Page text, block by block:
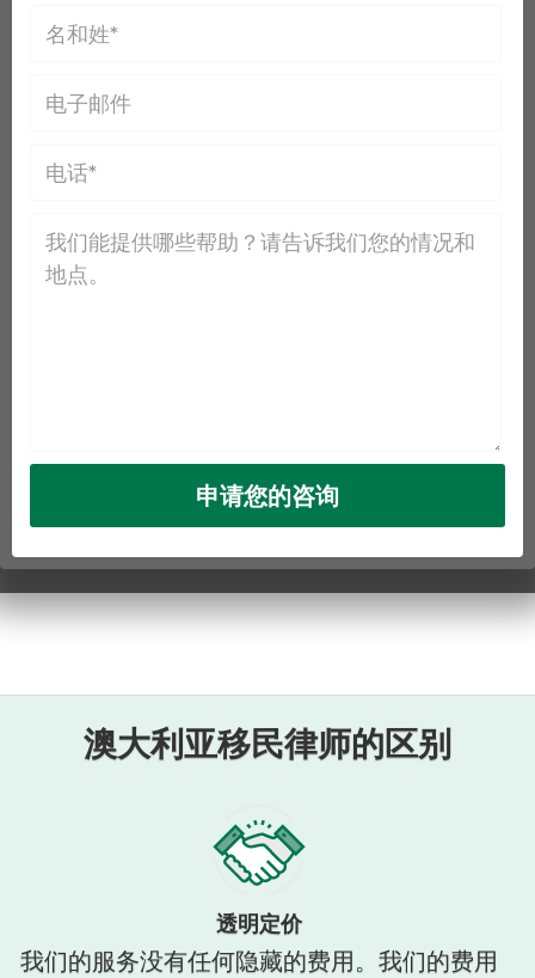
澳大利亚移民律师的区别
透明定价
我们的服务没有任何隐藏的费用。我们的费用